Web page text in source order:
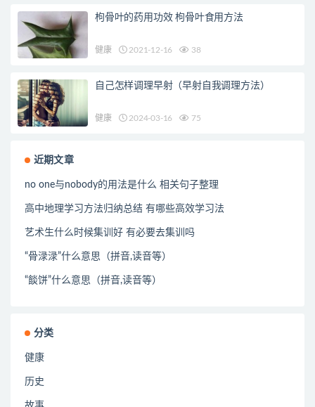
枸骨叶的药用功效 枸骨叶食用方法
健康 2021-12-16 38
自己怎样调理早射（早射自我调理方法）
健康 2024-03-16 75
近期文章
no one与nobody的用法是什么 相关句子整理
高中地理学习方法归纳总结 有哪些高效学习法
艺术生什么时候集训好 有必要去集训吗
“骨渌渌”什么意思（拼音,读音等）
“餤饼”什么意思（拼音,读音等）
分类
健康
历史